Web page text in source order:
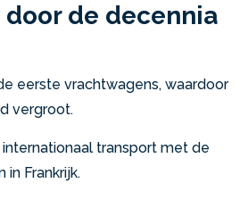
door de decennia
eerste vrachtwagens, waardoor
vergroot.
internationaal transport met de
in Frankrijk.